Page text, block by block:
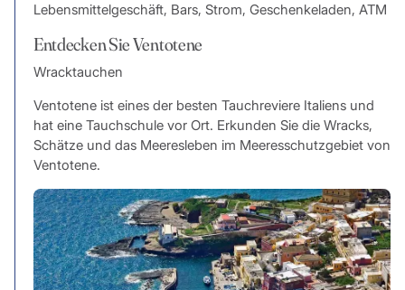
Lebensmittelgeschäft, Bars, Strom, Geschenkeladen, ATM
Entdecken Sie Ventotene
Wracktauchen
Ventotene ist eines der besten Tauchreviere Italiens und
hat eine Tauchschule vor Ort. Erkunden Sie die Wracks,
Schätze und das Meeresleben im Meeresschutzgebiet von
Ventotene.